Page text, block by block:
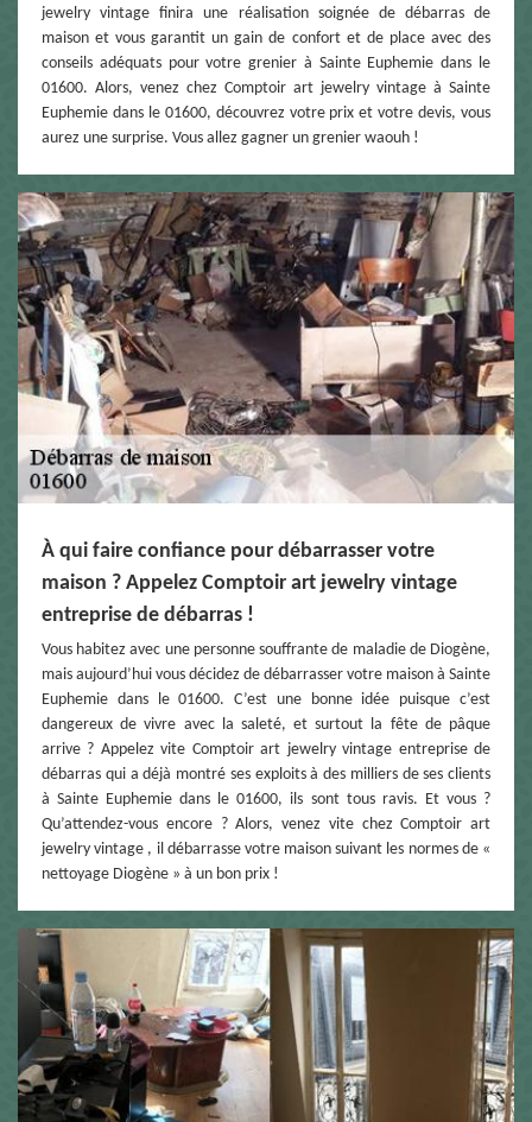
jewelry vintage finira une réalisation soignée de débarras de
maison et vous garantit un gain de confort et de place avec des
conseils adéquats pour votre grenier à Sainte Euphemie dans le
01600. Alors, venez chez Comptoir art jewelry vintage à Sainte
Euphemie dans le 01600, découvrez votre prix et votre devis, vous
aurez une surprise. Vous allez gagner un grenier waouh !
À qui faire confiance pour débarrasser votre
maison ? Appelez Comptoir art jewelry vintage
entreprise de débarras !
Vous habitez avec une personne souffrante de maladie de Diogène,
mais aujourd’hui vous décidez de débarrasser votre maison à Sainte
Euphemie dans le 01600. C’est une bonne idée puisque c’est
dangereux de vivre avec la saleté, et surtout la fête de pâque
arrive ? Appelez vite Comptoir art jewelry vintage entreprise de
débarras qui a déjà montré ses exploits à des milliers de ses clients
à Sainte Euphemie dans le 01600, ils sont tous ravis. Et vous ?
Qu’attendez-vous encore ? Alors, venez vite chez Comptoir art
jewelry vintage , il débarrasse votre maison suivant les normes de «
nettoyage Diogène » à un bon prix !